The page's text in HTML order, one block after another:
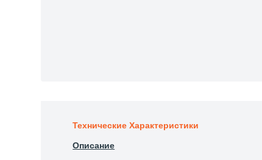
Технические Характеристики
Описание